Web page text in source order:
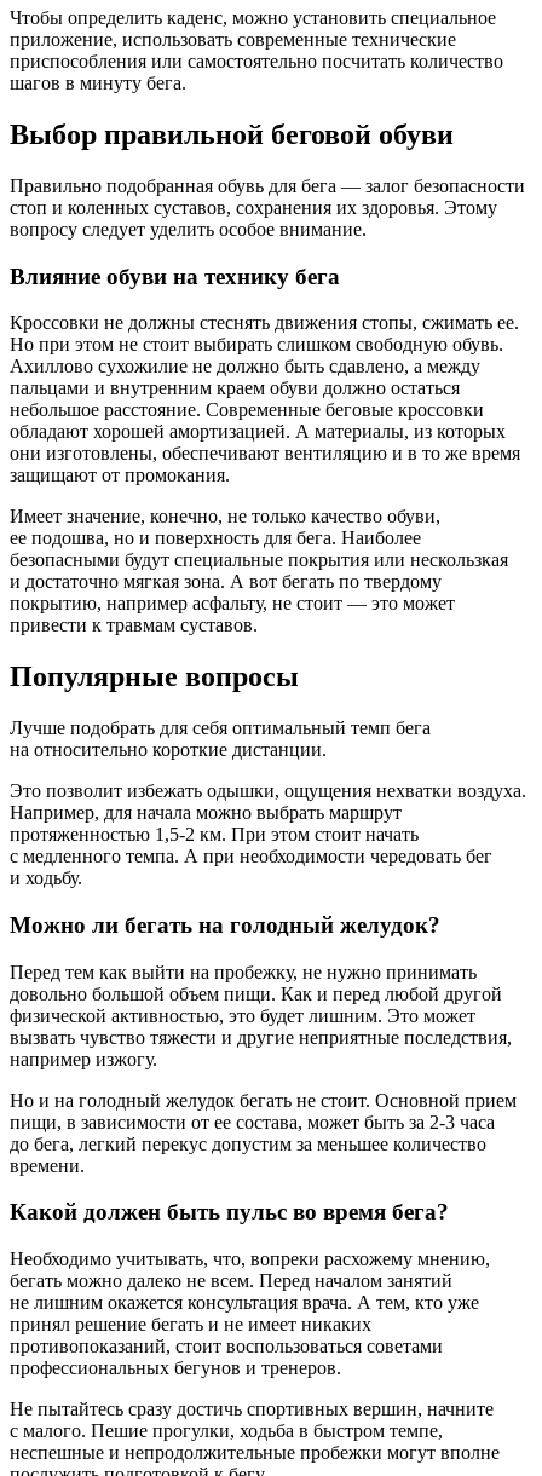
Чтобы определить каденс, можно установить специальное
приложение, использовать современные технические
приспособления или самостоятельно посчитать количество
шагов в минуту бега.
Выбор правильной беговой обуви
Правильно подобранная обувь для бега — залог безопасности
стоп и коленных суставов, сохранения их здоровья. Этому
вопросу следует уделить особое внимание.
Влияние обуви на технику бега
Кроссовки не должны стеснять движения стопы, сжимать ее.
Но при этом не стоит выбирать слишком свободную обувь.
Ахиллово сухожилие не должно быть сдавлено, а между
пальцами и внутренним краем обуви должно остаться
небольшое расстояние. Современные беговые кроссовки
обладают хорошей амортизацией. А материалы, из которых
они изготовлены, обеспечивают вентиляцию и в то же время
защищают от промокания.
Имеет значение, конечно, не только качество обуви,
ее подошва, но и поверхность для бега. Наиболее
безопасными будут специальные покрытия или нескользкая
и достаточно мягкая зона. А вот бегать по твердому
покрытию, например асфальту, не стоит — это может
привести к травмам суставов.
Популярные вопросы
Лучше подобрать для себя оптимальный темп бега
на относительно короткие дистанции.
Это позволит избежать одышки, ощущения нехватки воздуха.
Например, для начала можно выбрать маршрут
протяженностью 1,5-2 км. При этом стоит начать
с медленного темпа. А при необходимости чередовать бег
и ходьбу.
Можно ли бегать на голодный желудок?
Перед тем как выйти на пробежку, не нужно принимать
довольно большой объем пищи. Как и перед любой другой
физической активностью, это будет лишним. Это может
вызвать чувство тяжести и другие неприятные последствия,
например изжогу.
Но и на голодный желудок бегать не стоит. Основной прием
пищи, в зависимости от ее состава, может быть за 2-3 часа
до бега, легкий перекус допустим за меньшее количество
времени.
Какой должен быть пульс во время бега?
Необходимо учитывать, что, вопреки расхожему мнению,
бегать можно далеко не всем. Перед началом занятий
не лишним окажется консультация врача. А тем, кто уже
принял решение бегать и не имеет никаких
противопоказаний, стоит воспользоваться советами
профессиональных бегунов и тренеров.
Не пытайтесь сразу достичь спортивных вершин, начните
с малого. Пешие прогулки, ходьба в быстром темпе,
неспешные и непродолжительные пробежки могут вполне